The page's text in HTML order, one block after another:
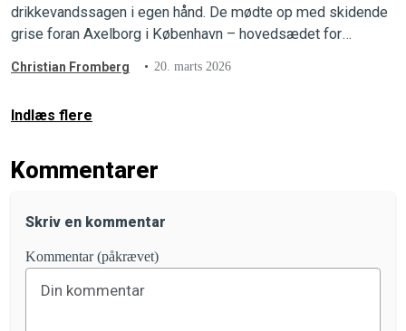
drikkevandssagen i egen hånd. De mødte op med skidende
grise foran Axelborg i København – hovedsædet for
reklamer med store, røde advarselssymboler.
Christian Fromberg 20. marts 2026
Indlæs flere
Kommentarer
Skriv en kommentar
Kommentar (påkrævet)